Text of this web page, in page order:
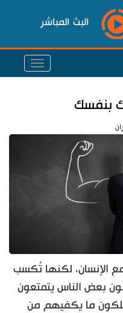
البث المباشر
الإنسان، لكنها تُكسب
بعض الناس يتمتعون
ما يكفيهم من